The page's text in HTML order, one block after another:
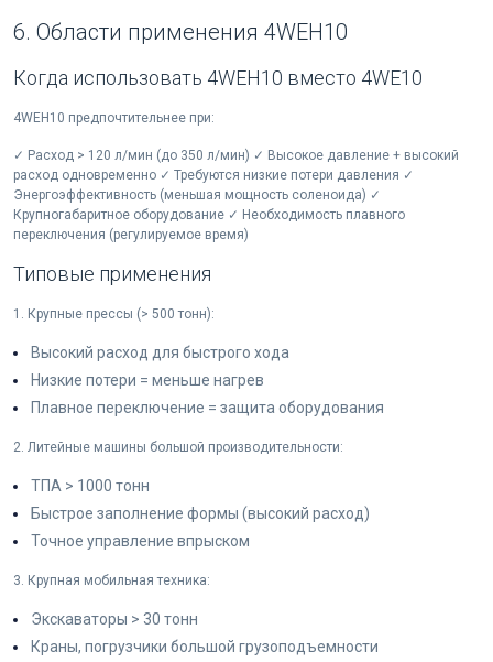
6. Области применения 4WEH10
Когда использовать 4WEH10 вместо 4WE10
4WEH10 предпочтительнее при:
✓ Расход > 120 л/мин (до 350 л/мин) ✓ Высокое давление + высокий
расход одновременно ✓ Требуются низкие потери давления ✓
Энергоэффективность (меньшая мощность соленоида) ✓
Крупногабаритное оборудование ✓ Необходимость плавного
переключения (регулируемое время)
Типовые применения
1. Крупные прессы (> 500 тонн):
Высокий расход для быстрого хода
Низкие потери = меньше нагрев
Плавное переключение = защита оборудования
2. Литейные машины большой производительности:
ТПА > 1000 тонн
Быстрое заполнение формы (высокий расход)
Точное управление впрыском
3. Крупная мобильная техника:
Экскаваторы > 30 тонн
Краны, погрузчики большой грузоподъемности